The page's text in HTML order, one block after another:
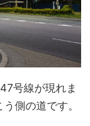
号線が現れま
側の道です。